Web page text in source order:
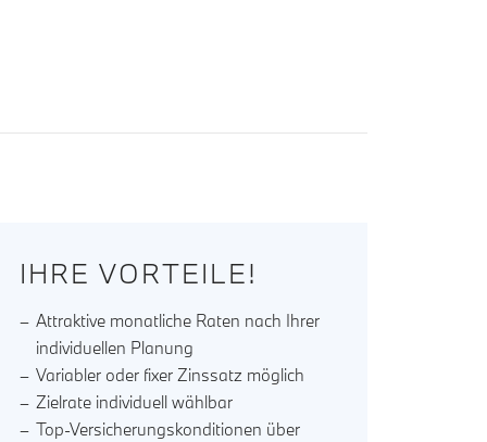
IHRE VORTEILE!
Attraktive monatliche Raten nach Ihrer
individuellen Planung
Variabler oder fixer Zinssatz möglich
Zielrate individuell wählbar
Top-Versicherungskonditionen über